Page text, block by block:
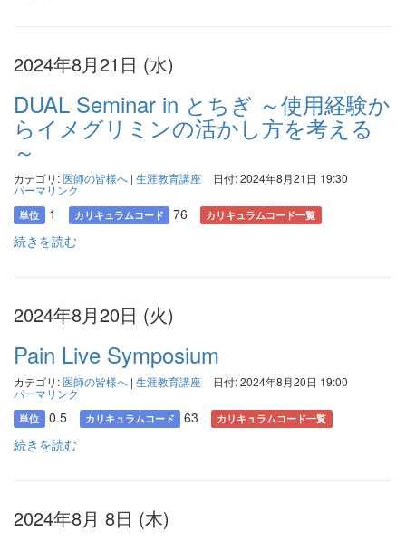
2024年8月21日 (水)
DUAL Seminar in とちぎ ～使用経験か
らイメグリミンの活かし方を考える
～
カテゴリ:医師の皆様へ | 生涯教育講座 日付: 2024年8月21日 19:30
パーマリンク
単位 1 カリキュラムコード 76 カリキュラムコード一覧
続きを読む
2024年8月20日 (火)
Pain Live Symposium
カテゴリ:医師の皆様へ | 生涯教育講座 日付: 2024年8月20日 19:00
パーマリンク
単位 0.5 カリキュラムコード 63 カリキュラムコード一覧
続きを読む
2024年8月 8日 (木)